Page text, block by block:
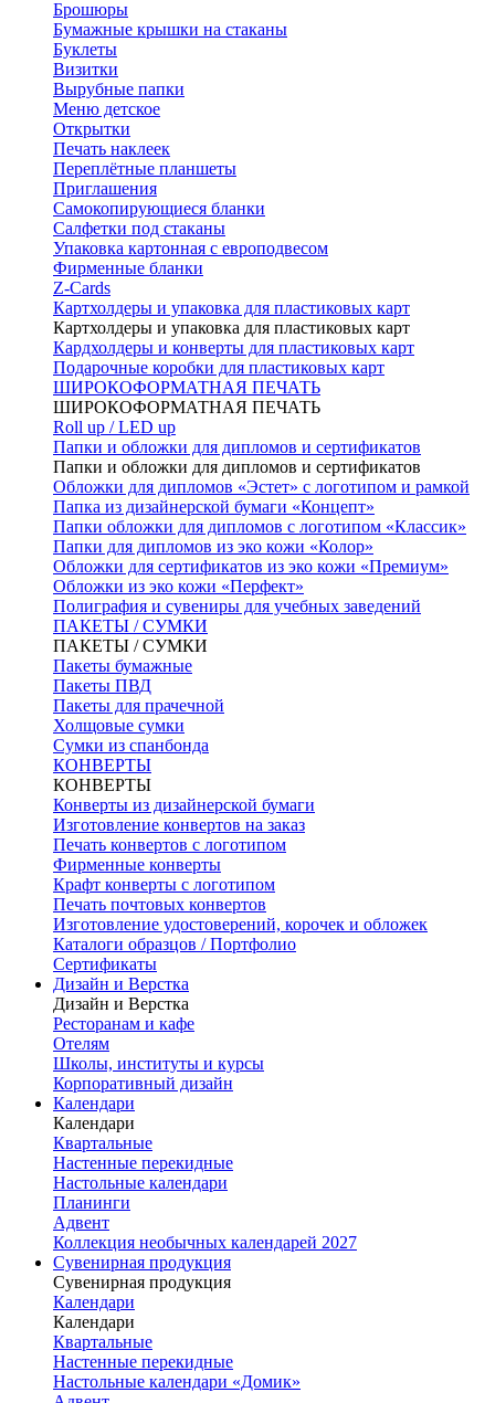
Брошюры
Бумажные крышки на стаканы
Буклеты
Визитки
Вырубные папки
Меню детское
Открытки
Печать наклеек
Переплётные планшеты
Приглашения
Самокопирующиеся бланки
Салфетки под стаканы
Упаковка картонная с европодвесом
Фирменные бланки
Z-Cards
Картхолдеры и упаковка для пластиковых карт
Картхолдеры и упаковка для пластиковых карт
Кардхолдеры и конверты для пластиковых карт
Подарочные коробки для пластиковых карт
ШИРОКОФОРМАТНАЯ ПЕЧАТЬ
ШИРОКОФОРМАТНАЯ ПЕЧАТЬ
Roll up / LED up
Папки и обложки для дипломов и сертификатов
Папки и обложки для дипломов и сертификатов
Обложки для дипломов «Эстет» с логотипом и рамкой
Папка из дизайнерской бумаги «Концепт»
Папки обложки для дипломов с логотипом «Классик»
Папки для дипломов из эко кожи «Колор»
Обложки для сертификатов из эко кожи «Премиум»
Обложки из эко кожи «Перфект»
Полиграфия и сувениры для учебных заведений
ПАКЕТЫ / СУМКИ
ПАКЕТЫ / СУМКИ
Пакеты бумажные
Пакеты ПВД
Пакеты для прачечной
Холщовые сумки
Сумки из спанбонда
КОНВЕРТЫ
КОНВЕРТЫ
Конверты из дизайнерской бумаги
Изготовление конвертов на заказ
Печать конвертов с логотипом
Фирменные конверты
Крафт конверты с логотипом
Печать почтовых конвертов
Изготовление удостоверений, корочек и обложек
Каталоги образцов / Портфолио
Сертификаты
Дизайн и Верстка
Дизайн и Верстка
Ресторанам и кафе
Отелям
Школы, институты и курсы
Корпоративный дизайн
Календари
Календари
Квартальные
Настенные перекидные
Настольные календари
Планинги
Адвент
Коллекция необычных календарей 2027
Сувенирная продукция
Сувенирная продукция
Календари
Календари
Квартальные
Настенные перекидные
Настольные календари «Домик»